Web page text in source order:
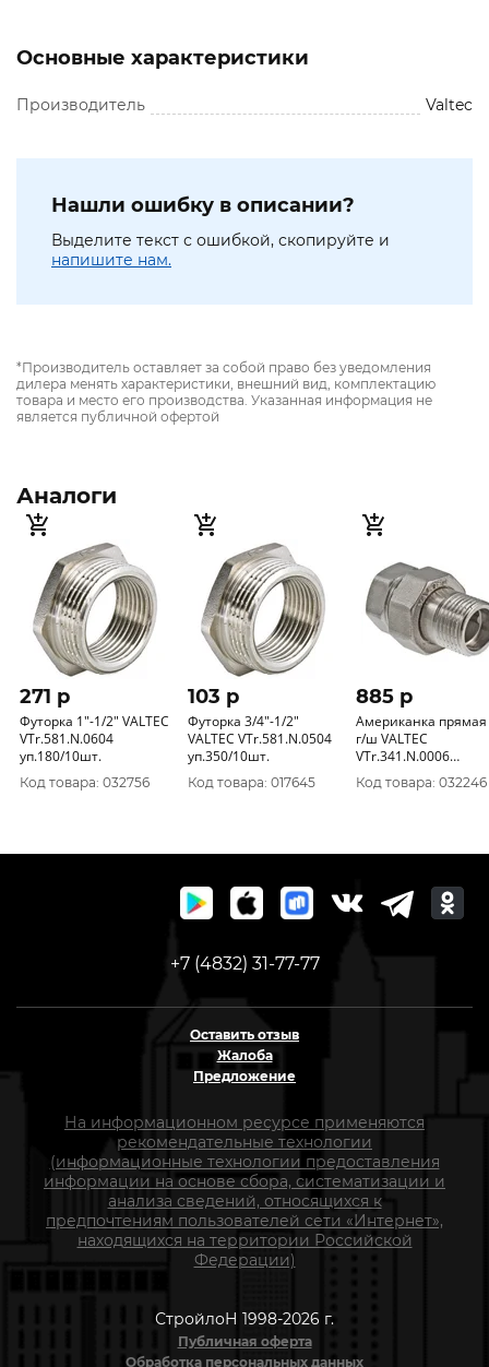
Основные характеристики
Производитель Valtec
Нашли ошибку в описании?
Выделите текст с ошибкой, скопируйте и
напишите нам.
*Производитель оставляет за собой право без уведомления
дилера менять характеристики, внешний вид, комплектацию
товара и место его производства. Указанная информация не
является публичной офертой
Аналоги
271 p
Футорка 1"-1/2" VALTEC
VTr.581.N.0604
уп.180/10шт.
Код товара: 032756
103 p
Футорка 3/4"-1/2"
VALTEC VTr.581.N.0504
уп.350/10шт.
Код товара: 017645
885 p
Американка
г/ш VALTEC
VTr.341.N.0006
уп.40/5шт.
Код товара: 032246
+7 (4832) 31-77-77
Оставить отзыв
Жалоба
Предложение
На информационном ресурсе применяются
рекомендательные технологии
(информационные технологии предоставления
информации на основе сбора, систематизации и
анализа сведений, относящихся к
предпочтениям пользователей сети «Интернет»,
находящихся на территории Российской
Федерации)
СтройлоН 1998-2026 г.
Публичная оферта
Обработка персональных данных